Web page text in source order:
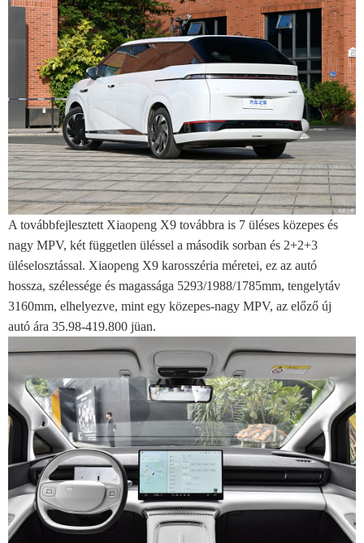
A továbbfejlesztett Xiaopeng X9 továbbra is 7 üléses közepes és
nagy MPV, két független üléssel a második sorban és 2+2+3
üléselosztással. Xiaopeng X9 karosszéria méretei, ez az autó
hossza, szélessége és magassága 5293/1988/1785mm, tengelytáv
3160mm, elhelyezve, mint egy közepes-nagy MPV, az előző új
autó ára 35.98-419.800 jüan.